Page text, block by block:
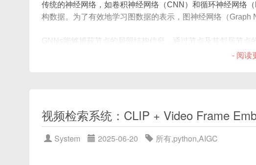
传统的神经网络，如卷积神经网络（CNN）和循环神经网络
构数据。为了有效地学习图数据的表示，图神经网络（Graph
GNNs能够捕获节点的局部结构信息，通过节点及其邻居节点
出。GCN基于谱图理论，通过图拉普拉斯矩阵的谱分解定义
GCN的重要贡献是提出了简洁高效的近似卷积方法，解决了
- 阅读
视频检索系统：CLIP + Video Frame
System 2025-06-20 所有,python,AIGC